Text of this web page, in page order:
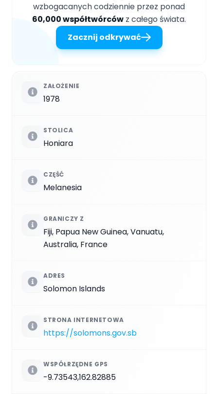
wzbogacanych codziennie przez ponad
60,000 współtwórców z całego świata.
Zacznij odkrywać
ZAŁOŻENIE
1978
STOLICA
Honiara
CZĘŚĆ
Melanesia
GRANICZY Z
Fiji, Papua New Guinea, Vanuatu,
Australia, France
ADRES
Solomon Islands
STRONA INTERNETOWA
https://solomons.gov.sb
WSPÓŁRZĘDNE GPS
-9.73543,162.82885